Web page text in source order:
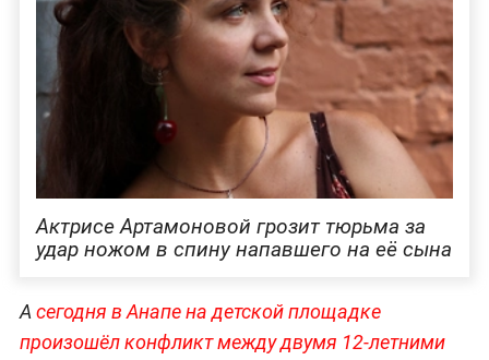
Актрисе Артамоновой грозит тюрьма за
удар ножом в спину напавшего на её сына
А сегодня в Анапе на детской площадке
произошёл конфликт между двумя 12-летними